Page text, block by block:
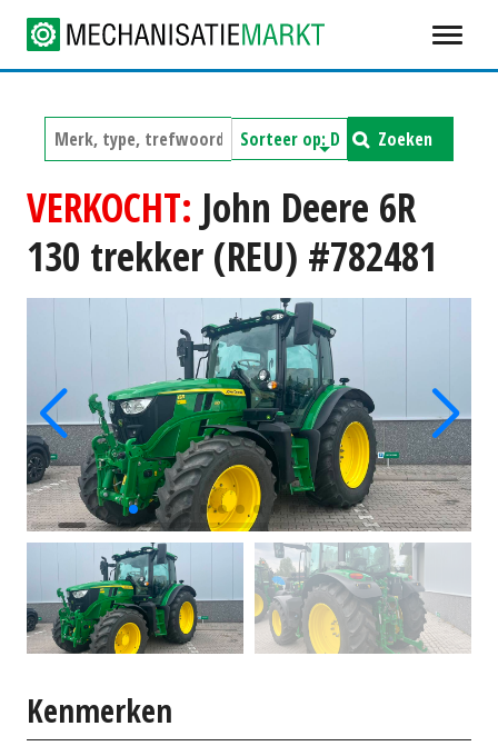
Zoeken
VERKOCHT: John Deere 6R
130 trekker (REU) #782481
Kenmerken